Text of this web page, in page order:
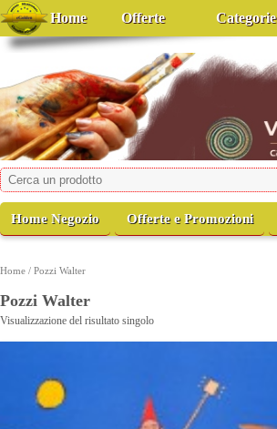
Home Offerte Categorie
viadeimercati
Casa d'Arte
Home Negozio Offerte e Promozioni
Home / Pozzi Walter
Pozzi Walter
Visualizzazione del risultato singolo